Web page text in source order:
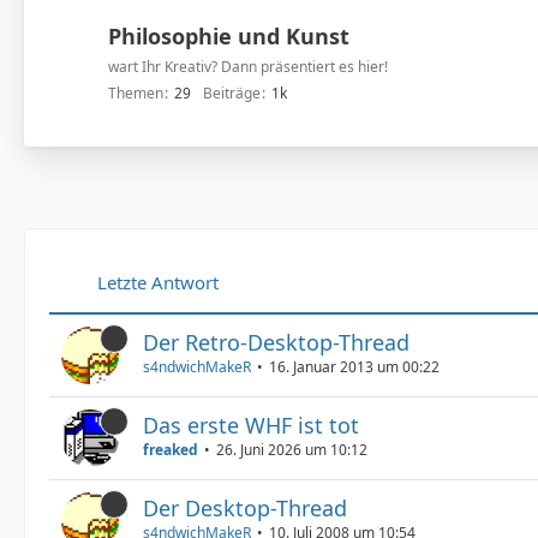
Philosophie und Kunst
wart Ihr Kreativ? Dann präsentiert es hier!
Themen 29 Beiträge 1k
Letzte Antwort
Der Retro-Desktop-Thread
s4ndwichMakeR 16. Januar 2013 um 00:22
Das erste WHF ist tot
freaked 26. Juni 2026 um 10:12
Der Desktop-Thread
s4ndwichMakeR 10. Juli 2008 um 10:54